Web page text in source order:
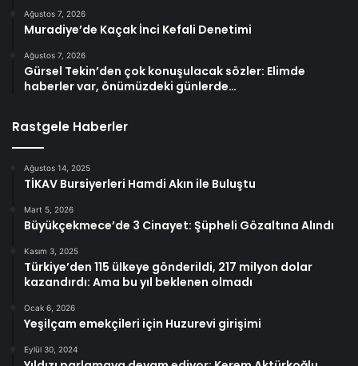
Ağustos 7, 2026
Muradiye’de Kaçak İnci Kefali Denetimi
Ağustos 7, 2026
Gürsel Tekin’den çok konuşulacak sözler: Elimde
haberler var, önümüzdeki günlerde…
Rastgele Haberler
Ağustos 14, 2025
TİKAV Bursiyerleri Hamdi Akın ile Buluştu
Mart 5, 2026
Büyükçekmece’de 3 Cinayet: Şüpheli Gözaltına Alındı
Kasım 3, 2025
Türkiye’den 115 ülkeye gönderildi, 217 milyon dolar
kazandırdı: Ama bu yıl beklenen olmadı
Ocak 6, 2026
Yeşilçam emekçileri için Huzurevi girişimi
Eylül 30, 2024